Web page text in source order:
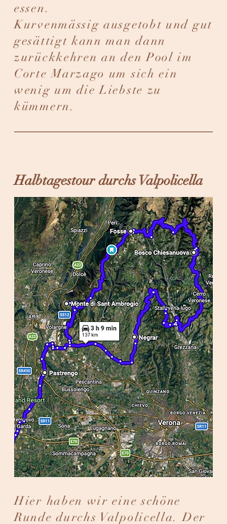
essen.
Kurvenmässig ausgetobt und gut
gesättigt kann man dann
zurückkehren an den Pool im
Corte Marzago um sich ein
wenig um die Liebste zu
kümmern.
Halbtagestour durchs Valpolicella
Hier haben wir eine schöne
Runde durchs Valpolicella. Der